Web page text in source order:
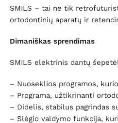
SMILS – tai ne tik
ortodontinių aparatų ir
Dimaniškas sprendimas
SMILS elektrinis dantų
– Nuoseklios programos,
– Programa, užtikrinanti
– Didelis, stabilus pagrindas
– Slėgio valdymo funkcija,